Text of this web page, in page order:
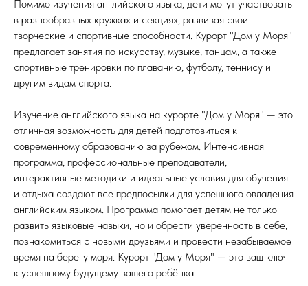
Помимо изучения английского языка, дети могут участвовать
в разнообразных кружках и секциях, развивая свои
творческие и спортивные способности. Курорт "Дом у Моря"
предлагает занятия по искусству, музыке, танцам, а также
спортивные тренировки по плаванию, футболу, теннису и
другим видам спорта.
Изучение английского языка на курорте "Дом у Моря" — это
отличная возможность для детей подготовиться к
современному образованию за рубежом. Интенсивная
программа, профессиональные преподаватели,
интерактивные методики и идеальные условия для обучения
и отдыха создают все предпосылки для успешного овладения
английским языком. Программа помогает детям не только
развить языковые навыки, но и обрести уверенность в себе,
познакомиться с новыми друзьями и провести незабываемое
время на берегу моря. Курорт "Дом у Моря" — это ваш ключ
к успешному будущему вашего ребёнка!